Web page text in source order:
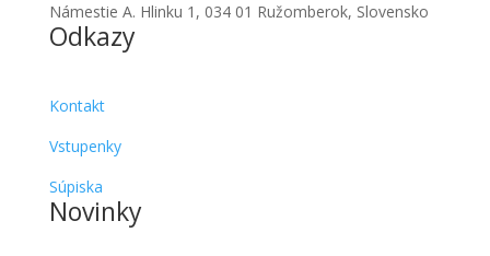
Námestie A. Hlinku 1, 034 01 Ružomberok, Slovensko
Odkazy
Kontakt
Vstupenky
Súpiska
Novinky